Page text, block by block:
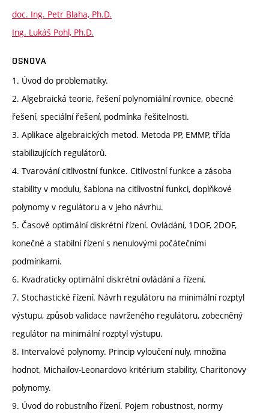
doc. Ing. Petr Blaha, Ph.D.
Ing. Lukáš Pohl, Ph.D.
OSNOVA
1. Úvod do problematiky.
2. Algebraická teorie, řešení polynomiální rovnice, obecné
řešení, speciální řešení, podmínka řešitelnosti.
3. Aplikace algebraických metod. Metoda PP, EMMP, třída
stabilizujících regulátorů.
4. Tvarování citlivostní funkce. Citlivostní funkce a zásoba
stability v modulu, šablona na citlivostní funkci, doplňkové
polynomy v regulátoru a v jeho návrhu.
5. Časově optimální diskrétní řízení. Ovládání, 1DOF, 2DOF,
konečné a stabilní řízení s nenulovými počátečními
podmínkami.
6. Kvadraticky optimální diskrétní ovládání a řízení.
7. Stochastické řízení. Návrh regulátoru na minimální rozptyl
výstupu, způsob validace navrženého regulátoru, zobecněný
regulátor na minimální rozptyl výstupu.
8. Intervalové polynomy. Princip vyloučení nuly, množina
hodnot, Michailov-Leonardovo kritérium stability, Charitonovy
polynomy.
9. Úvod do robustního řízení. Pojem robustnost, normy